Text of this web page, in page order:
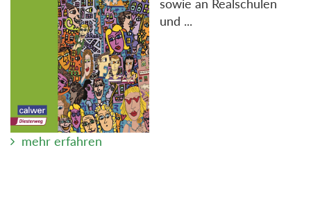
sowie an Realschulen
und ...
mehr erfahren